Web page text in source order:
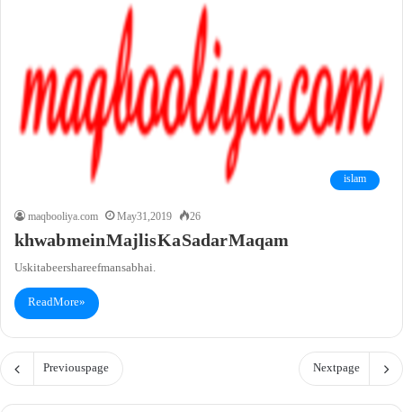
islam
maqbooliya.com
May 31, 2019 26
khwab mein Majlis Ka Sadar Maqam
Uski tabeer shareef mansab hai.
Read More »
Previous page Next page